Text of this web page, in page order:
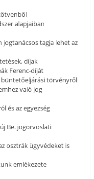
alapjaiban
jogtanácsos tagja lehet az
díjak
Ferenc-díját
büntetőeljárási törvényről
való jog
és az egyezség
Be. jogorvoslati
osztrák ügyvédeket is
emlékezete